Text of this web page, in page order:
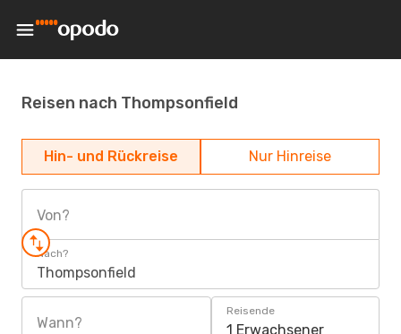
Reisen nach Thompsonfield
Hin- und Rückreise Nur Hinreise
Von?
Nach?
Thompsonfield
Wann?
Reisende
1 Erwachsener